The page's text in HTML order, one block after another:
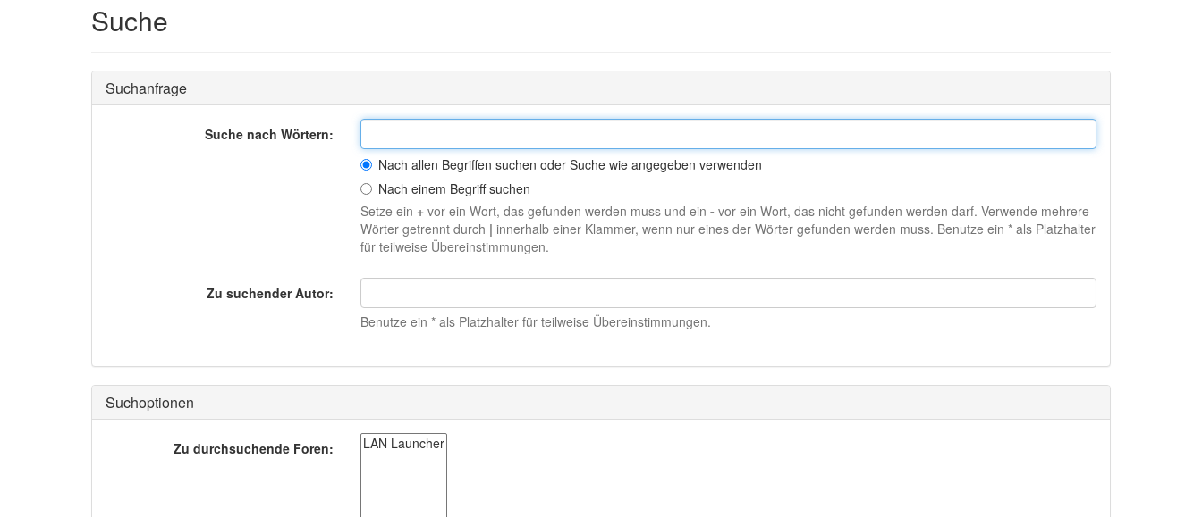
Suche
Suchanfrage
Suche nach Wörtern:
Nach allen Begriffen suchen oder Suche wie angegeben verwenden
Nach einem Begriff suchen
Setze ein +vor ein Wort, das gefunden werden muss und ein -vor ein Wort, das nicht gefunden werden darf. Verwende mehrere
Wörter getrennt durch | innerhalb einer Klammer, wenn nur eines der Wörter gefunden werden muss. Benutze ein * als Platzhalter
für teilweise Übereinstimmungen.
Zu suchender Autor:
Benutze ein * als Platzhalter für teilweise Übereinstimmungen.
Suchoptionen
Zu durchsuchende Foren: